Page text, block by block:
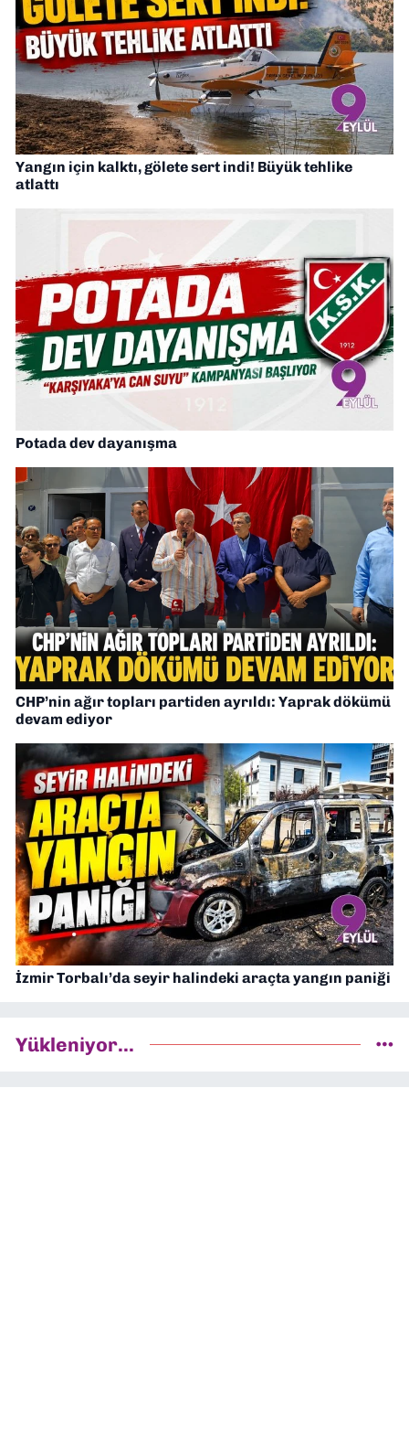
Yangın için kalktı, gölete sert indi! Büyük tehlike
atlattı
Potada dev dayanışma
CHP’nin ağır topları partiden ayrıldı: Yaprak dökümü
devam ediyor
İzmir Torbalı’da seyir halindeki araçta yangın paniği
Yükleniyor...